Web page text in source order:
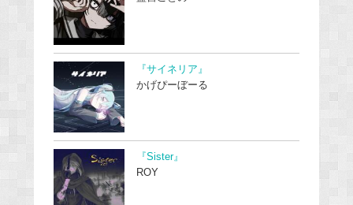
『サイネリア』
かげぴーぼーる
『Sister』
ROY